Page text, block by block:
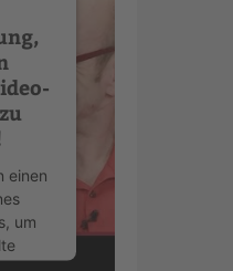
einen
um